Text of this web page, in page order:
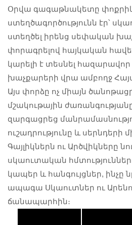
Օրվա գագաթնակետը
ստեղծագործությունն էր՝
ստեղծել իրենց սեփական
փորագրելով հայկական
կարելի է տեսնել
խաչքարերի վրա ամբողջ
Այս փորձը ոչ միայն
մշակութային
զարգացրեց
ուշադրությունը և սերնդերի
Գայլիկներն ու Արծվիկները
սկաուտական
կապեր և հանգույցներ,
ապագա Սկաուտներ ու
ճանապարհին։